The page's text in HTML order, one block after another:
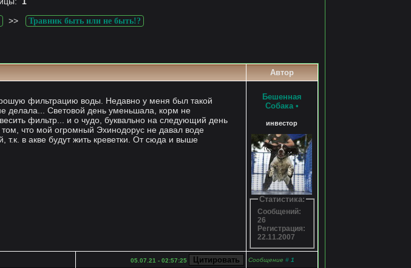
>> Травник быть или не быть!?
Автор
фильтрацию воды. Недавно у меня был такой
делала... Световой день уменьшала, корм не
фильтр... и о чудо, буквально на следующий день
что мой огромный Эхинодорус не давал воде
в акве будут жить креветки. От сюда и выше
Бешенная
Собака •
инвестор
Статистика:
Сообщений:
26
Регистрация:
22.11.2007
05.07.21 - 02:57:25 Сообщение # 1